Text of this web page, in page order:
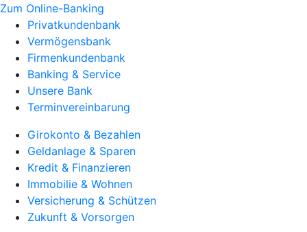
Zum Online-Banking
Privatkundenbank
Vermögensbank
Firmenkundenbank
Banking & Service
Unsere Bank
Terminvereinbarung
Girokonto & Bezahlen
Geldanlage & Sparen
Kredit & Finanzieren
Immobilie & Wohnen
Versicherung & Schützen
Zukunft & Vorsorgen